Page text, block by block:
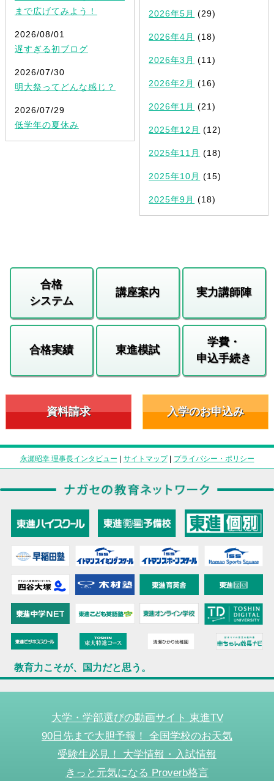
まで広げてみよう！
2026/08/01
遅すぎる初ブログ
2026/07/30
明大祭ってどんな感じ？
2026/07/29
低学年の夏休み
2026年5月 (29)
2026年4月 (18)
2026年3月 (11)
2026年2月 (16)
2026年1月 (21)
2025年12月 (12)
2025年11月 (18)
2025年10月 (15)
2025年9月 (18)
合格
システム
講座案内 実力講師陣
合格実績 東進模試
学費・
申込手続き
資料請求 入学のお申込み
永瀬昭幸 理事長インタビュー | サイトマップ| プライバシー・ポリシー
教育力こそが、国力だと思う。
大学・学部選びの動画サイト 東進TV
90日先まで大胆予報！ 全国学校のお天気
受験生必見！ 大学情報・入試情報
きっと元気になる Proverb格言